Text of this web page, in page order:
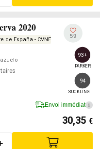
2020
de España - CVNE
59
93+
PARKER
94
SUCKLING
Envoi immédiat i
30,35 €